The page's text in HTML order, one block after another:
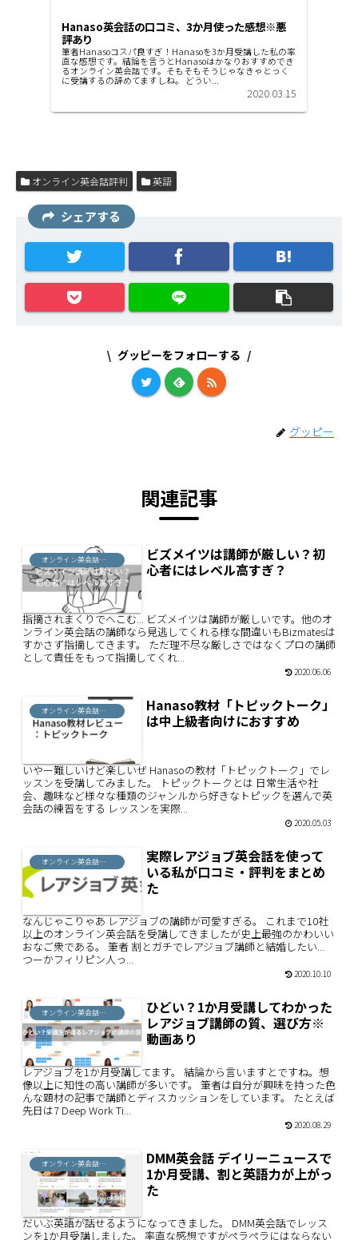
Hanaso英会話の口コミ、3か月使った感想※悪
評あり
筆者Hanasoコスパ良すぎ！Hanasoを3か月受講した私の率
直な感想です。結論を言うとHanasoはかなりおすすめでき
るオンライン英会話です。そもそもそうじゃなきゃとっく
に受講するの辞めてますしね。 どうい...
2020.03.15
オンライン英会話評判 英語
シェアする
グッピーをフォローする
グッピー
関連記事
オンライン英会話評判
ビズメイツは講師が厳しい？初
心者にはレベル高すぎ？
指摘されまくりでへこむ... ビズメイツは講師が厳しいです。他のオ
ンライン英会話の講師なら見逃してくれる様な間違いもBizmatesは
すかさず指摘してきます。 ただ理不尽な厳しさではなくプロの講師
として責任をもって指摘してくれ...
2020.06.06
オンライン英会話評判
Hanaso教材「トピックトーク」
は中上級者向けにおすすめ
いやー難しいけど楽しいぜ Hanasoの教材「トピックトーク」でレ
ッスンを受講してみました。 トピックトークとは 日常生活や社
会、趣味など様々な種類のジャンルから好きなトピックを選んで英
会話の練習をする レッスンを実際...
2020.05.03
オンライン英会話評判
実際レアジョブ英会話を使って
いる私が口コミ・評判をまとめ
た
なんじゃこりゃあ レアジョブの講師が可愛すぎる。 これまで10社
以上のオンライン英会話を受講してきましたが史上最強のかわいい
おなご衆である。 筆者 割とガチでレアジョブ講師と結婚したい...
つーかフィリピン人っ...
2020.10.10
オンライン英会話評判
ひどい？1か月受講してわかった
レアジョブ講師の質、選び方※
動画あり
レアジョブを1か月受講してます。 結論から言いますとですね。想
像以上に知性の高い講師が多いです。 筆者は自分が興味を持った色
んな題材の記事で講師とディスカッションをしています。 たとえば
先日は7 Deep Work Ti...
2020.08.29
オンライン英会話評判
DMM英会話 デイリーニュースで
1か月受講、割と英語力が上がっ
た
だいぶ英語が話せるようになってきました。 DMM英会話でレッス
ンを1か月受講しました。 率直な感想ですがペラペラにはならない